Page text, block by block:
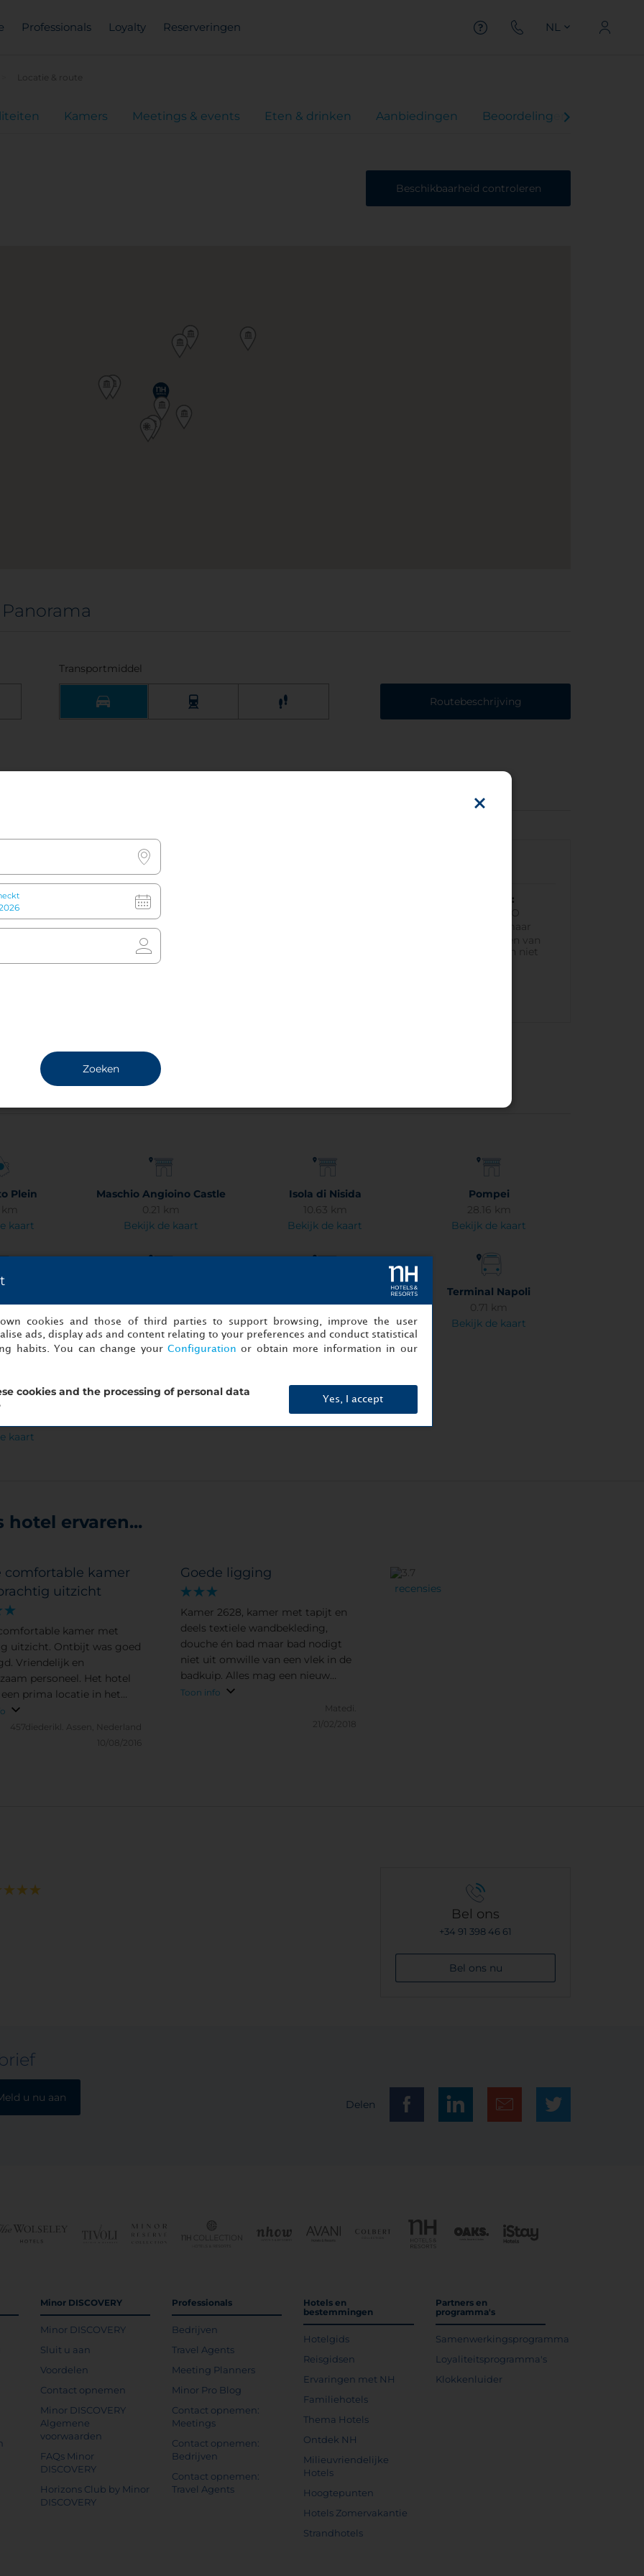
Professionals Loyalty Reserveringen NL
Locatie & route
Kamers Meetings & events Eten & drinken Aanbiedingen Beoordelingen
Beschikbaarheid controleren
Transportmiddel
Routebeschrijving
Vanaf het treinstation
Vanaf het treinstation van Napels:
vanaf station Garibaldi metrolijn 1 (gele
derde halte, Municipio. Het hotel bevindt
zich op 250 meter afstand.
Dichtstbijzijnde metrostation:
De GPS-coördinaten van het hotel:
40.842432°N 14.252369000000044°O
Extern. Naast het hotel, maar
onafhankelijk eigendom (extra kosten van
toepassing). Parkeerplaatsen kunnen niet
Plein
kaart
Maschio Angioino Castle
0.21 km
Bekijk de kaart
Isola di Nisida
10.63 km
Bekijk de kaart
Pompei
28.16 km
Bekijk de kaart
kaart
1.27 km
Bekijk de kaart
0.89 km
Bekijk de kaart
Terminal Napoli
0.71 km
Bekijk de kaart
kaart
hotel ervaren...
comfortable kamer
uitzicht
kamer met
uitzicht. Ontbijt was goed
Vriendelijk en
personeel. Het hotel
prima locatie in het
van de stad dichtbij
457diederikl. Assen, Nederland
10/08/2016
Goede ligging
Kamer 2628, kamer met tapijt en
deels textiele wandbekleding,
douche én bad maar bad nodigt
niet uit omwille van een vlek in de
badkuip. Alles mag een nieuw
silicone randje krijgen en
douchekoppen/kranen ontkalken.
De ligging van het hotel en het
Toon info
Matedi.
21/02/2018
recensies
Bel ons
+34 91 398 46 61
Bel ons nu
u nu aan
Delen
Minor DISCOVERY
Minor DISCOVERY
Sluit u aan
Voordelen
Contact opnemen
Minor DISCOVERY
Algemene
voorwaarden
FAQs Minor
DISCOVERY
Horizons Club by Minor
DISCOVERY
Professionals
Bedrijven
Travel Agents
Meeting Planners
Minor Pro Blog
Contact opnemen:
Meetings
Contact opnemen:
Bedrijven
Contact opnemen:
Travel Agents
Hotels en
bestemmingen
Hotelgids
Reisgidsen
Ervaringen met NH
Familiehotels
Thema Hotels
Ontdek NH
Milieuvriendelijke
Hotels
Hoogtepunten
Hotels Zomervakantie
Strandhotels
Partners en
programma's
Samenwerkingsprogramma
Loyaliteitsprogramma's
Klokkenluider
Zoeken
cookies and those of third parties to support browsing, improve the user
ads, display ads and content relating to your preferences and conduct statistical
habits. You can change your Configuration or obtain more information in our
cookies and the processing of personal data
Yes, I accept